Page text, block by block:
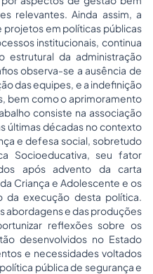
relevantes. Ainda assim, a
em políticas públicas
institucionais, continua
estrutural da administração
observa-se a ausência de
das equipes, e a indefinição
bem como o aprimoramento
consiste na associação
últimas décadas no contexto
e defesa social, sobretudo
Socioeducativa, seu fator
após advento da carta
Criança e Adolescente e os
da execução desta política.
abordagens e das produções
reflexões sobre os
desenvolvidos no Estado
e necessidades voltados
pública de segurança e